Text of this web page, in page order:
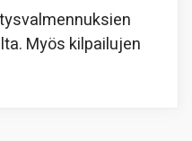
Myös kilpailujen